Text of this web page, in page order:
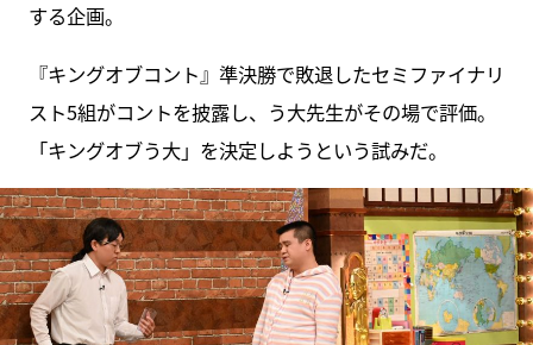
する企画。
『キングオブコント』準決勝で敗退したセミファイナリ
スト5組がコントを披露し、う大先生がその場で評価。
「キングオブう大」を決定しようという試みだ。